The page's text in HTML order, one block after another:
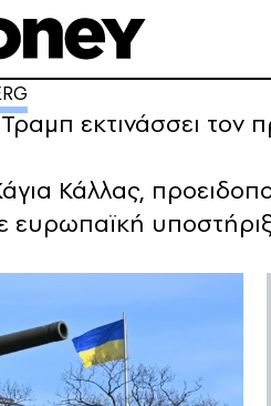
εκτινάσσει τον
Κάλλας,
ευρωπαϊκή